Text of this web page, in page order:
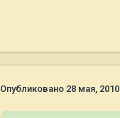
Опубликовано 28 мая, 2010